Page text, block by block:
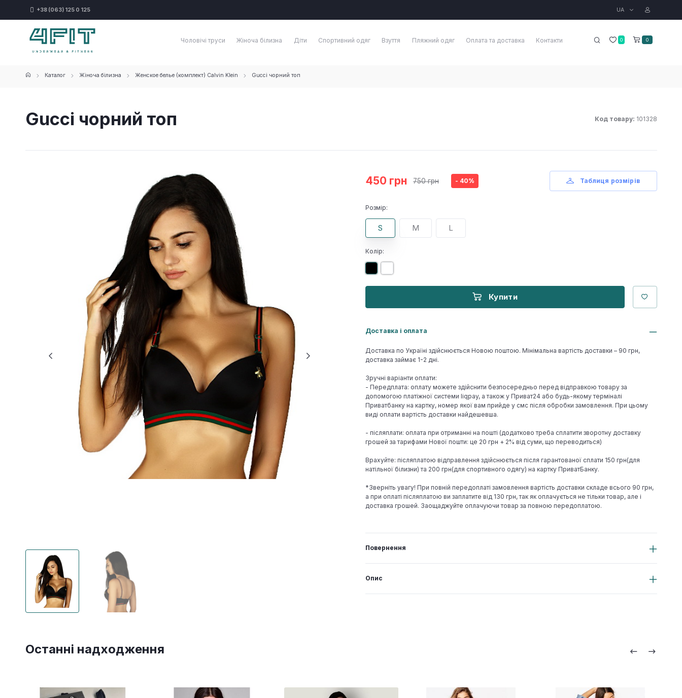
+38 (063) 125 0 125 UA
0 0
Чоловічі труси Жіноча білизна Діти Спортивний одяг Взуття Пляжний одяг Оплата та доставка Контакти
Каталог Жіноча білизна Женское белье (комплект) Calvin Klein Gucci чорний топ
Gucci чорний топ Код товару: 101328
450 грн 750 грн - 40% Таблиця розмірів
Розмір:
S M L
Колір:
Купити
Доставка і оплата
Доставка по Україні здійснюється Новою поштою. Мінімальна вартість доставки – 90 грн,
доставка займає 1-2 дні.
Зручні варіанти оплати:
- Передплата: оплату можете здійснити безпосередньо перед відправкою товару за
допомогою платіжної системи liqpay, а також у Приват24 або будь-якому терміналі
Приватбанку на картку, номер якої вам прийде у смс після обробки замовлення. При цьому
виді оплати вартість доставки найдешевша.
- післяплати: оплата при отриманні на пошті (додатково треба сплатити зворотну доставку
грошей за тарифами Нової пошти: це 20 грн + 2% від суми, що переводиться)
Врахуйте: післяплатою відправлення здійснюється після гарантованої сплати 150 грн(для
натільної білизни) та 200 грн(для спортивного одягу) на картку ПриватБанку.
*Зверніть увагу! При повній передоплаті замовлення вартість доставки складе всього 90 грн,
а при оплаті післяплатою ви заплатите від 130 грн, так як оплачується не тільки товар, але і
доставка грошей. Заощаджуйте оплачуючи товар за повною передоплатою.
Повернення
Опис
Останні надходження